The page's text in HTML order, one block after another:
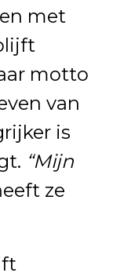
met
motto
van
is
“Mijn
ze